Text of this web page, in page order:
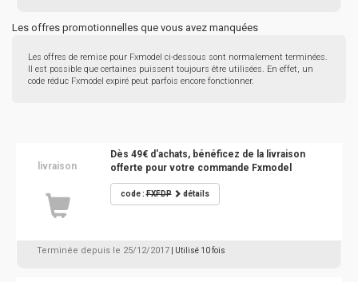
Les offres promotionnelles que vous avez manquées
Les offres de remise pour Fxmodel ci-dessous sont normalement terminées.
Il est possible que certaines puissent toujours être utilisées. En effet, un
code réduc Fxmodel expiré peut parfois encore fonctionner.
livraison
Dès 49€ d'achats, bénéficez de la livraison
offerte pour votre commande Fxmodel
code :FXFDP détails
Terminée depuis le 25/12/2017 | Utilisé 10 fois